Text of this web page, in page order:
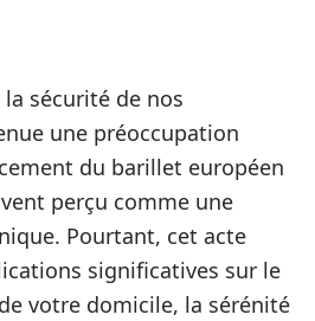
sécurité de nos
une préoccupation
du barillet européen
perçu comme une
Pourtant, cet acte
significatives sur le
votre domicile, la sérénité